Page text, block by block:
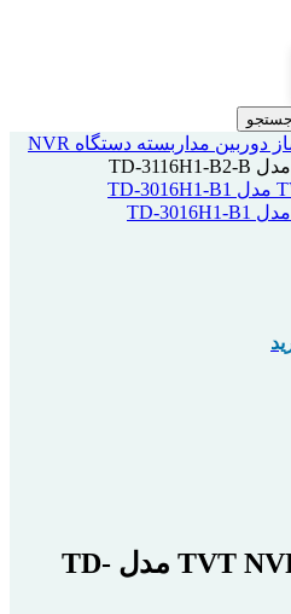
جستجو
دوربین مداربسته دستگاه NVR
دستگاه ذخیره ساز TVT NVR مدل TD-